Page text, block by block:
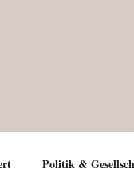
Politik &